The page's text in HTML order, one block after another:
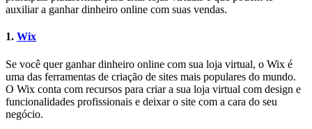
auxiliar a ganhar dinheiro online com suas vendas.
1. Wix
Se você quer ganhar dinheiro online com sua loja virtual, o Wix é
uma das ferramentas de criação de sites mais populares do mundo.
O Wix conta com recursos para criar a sua loja virtual com design e
funcionalidades profissionais e deixar o site com a cara do seu
negócio.